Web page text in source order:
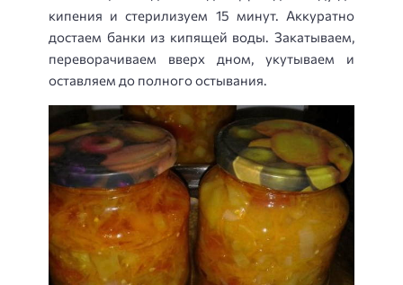
кипения и стерилизуем 15 минут. Аккуратно
достаем банки из кипящей воды. Закатываем,
переворачиваем вверх дном, укутываем и
оставляем до полного остывания.